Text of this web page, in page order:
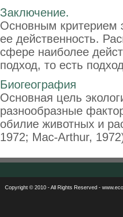
Заключение.
Основным критерием
ее действенность.
сфере наиболее
подход, то есть
Биогеография
Основная цель
разнообразные
обилие животных и
1972; Mac-Arthur,
Copyright © 2010 - All Rights Reserved -